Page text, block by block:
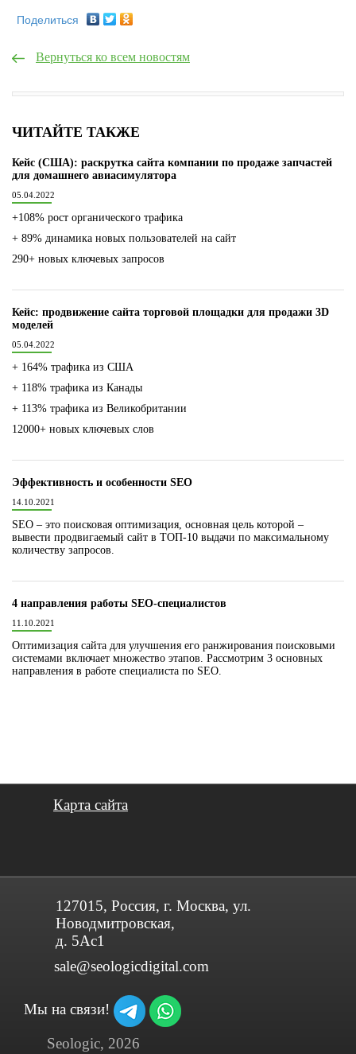
Поделиться
Вернуться ко всем новостям
ЧИТАЙТЕ ТАКЖЕ
Кейс (США): раскрутка сайта компании по продаже запчастей
для домашнего авиасимулятора
05.04.2022
+108% рост органического трафика
+ 89% динамика новых пользователей на сайт
290+ новых ключевых запросов
Кейс: продвижение сайта торговой площадки для продажи 3D
моделей
05.04.2022
+ 164% трафика из США
+ 118% трафика из Канады
+ 113% трафика из Великобритании
12000+ новых ключевых слов
Эффективность и особенности SEO
14.10.2021
SEO – это поисковая оптимизация, основная цель которой –
вывести продвигаемый сайт в ТОП-10 выдачи по максимальному
количеству запросов.
4 направления работы SEO-специалистов
11.10.2021
Оптимизация сайта для улучшения его ранжирования поисковыми
системами включает множество этапов. Рассмотрим 3 основных
направления в работе специалиста по SEO.
Карта сайта
127015, Россия, г. Москва, ул.
Новодмитровская,
д. 5Ас1
sale@seologicdigital.com
Мы на связи!
Seologic, 2026